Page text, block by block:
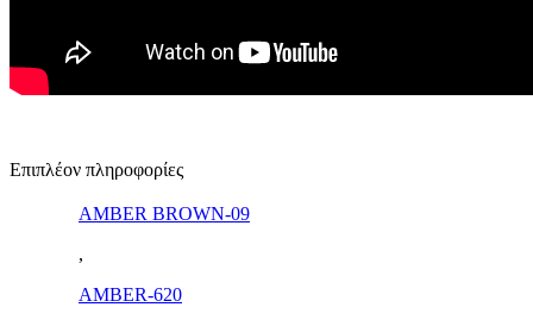
Επιπλέον πληροφορίες
AMBER BROWN-09
,
AMBER-620